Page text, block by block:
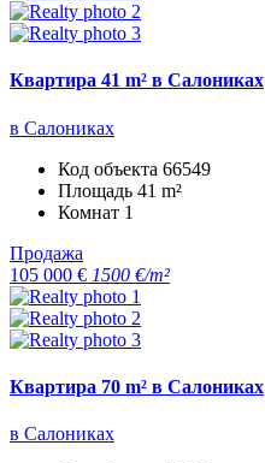
Квартира 41 m² в Салониках
в Салониках
Код объекта 66549
Площадь 41 m²
Комнат 1
Продажа
105 000 € 1500 €/m²
Квартира 70 m² в Салониках
в Салониках